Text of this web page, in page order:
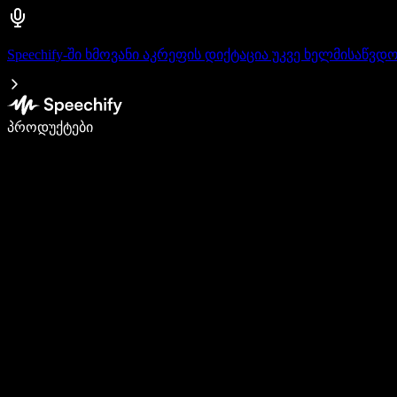
Speechify-ში ხმოვანი აკრეფის დიქტაცია უკვე
პროდუქტები
დაწერე 5-ჯერ სწრაფად ხმით კარნახით